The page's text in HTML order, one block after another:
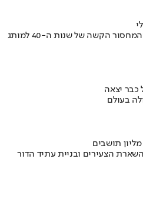
איך אסם הפכה את תקופת הצנע והמחסור הקשה של שנות ה-40 למותג
כבר יצאה
בעולם
הצעירים ובניית עתיד הדור